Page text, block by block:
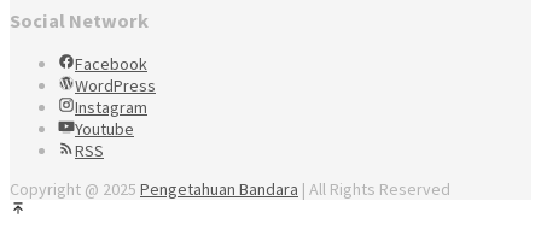
Social Network
Facebook
WordPress
Instagram
Youtube
RSS
Copyright @ 2025 Pengetahuan Bandara | All Rights Reserved